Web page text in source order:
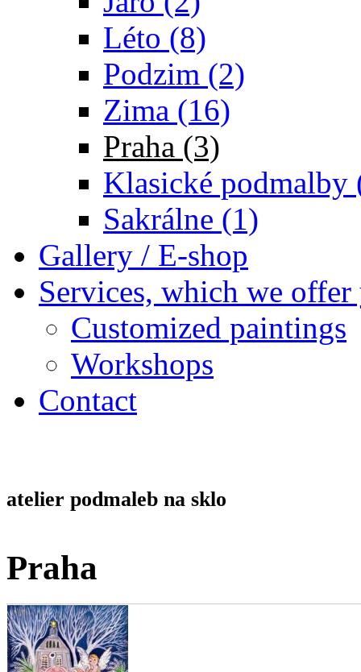
Léto (8)
Podzim (2)
Zima (16)
Praha (3)
Klasické podmalby
Sakrálne (1)
Gallery / E-shop
Services, which we offer
Customized paintings
Workshops
Contact
atelier podmaleb na sklo
Praha